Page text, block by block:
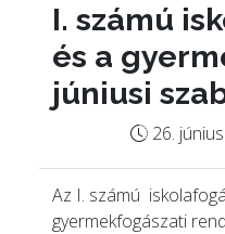
I. számú
és a
júniusi
26.
Az I. számú
gyermekfogászati